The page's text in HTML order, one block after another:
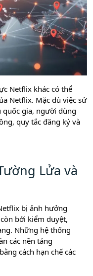
Netflix khác có thể
Netflix. Mặc dù việc sử
quốc gia, người dùng
quy tắc đăng ký và
Lửa và
bị ảnh hưởng
bởi kiểm duyệt,
Những hệ thống
các nền tảng
cách hạn chế các